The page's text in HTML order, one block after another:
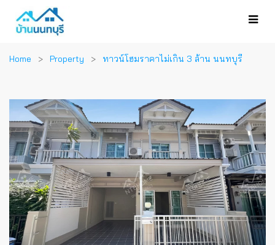
Home Property ทาวน์โฮมราคาไม่เกิน 3 ล้าน นนทบุรี